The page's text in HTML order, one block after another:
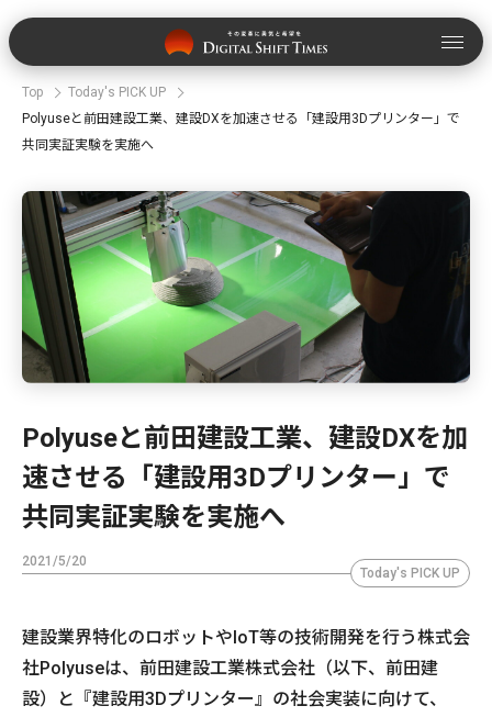
Top
Today's PICK UP
Polyuseと前田建設工業、建設DXを加速させる「建設用3Dプリンター」で
共同実証実験を実施へ
Polyuseと前田建設工業、建設DXを加
速させる「建設用3Dプリンター」で
共同実証実験を実施へ
2021/5/20
Today's PICK UP
建設業界特化のロボットやIoT等の技術開発を行う株式会
社Polyuseは、前田建設工業株式会社（以下、前田建
設）と『建設用3Dプリンター』の社会実装に向けて、